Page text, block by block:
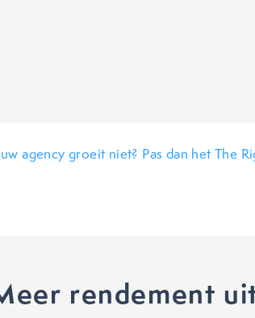
agency groeit niet? Pas dan het The
rendement